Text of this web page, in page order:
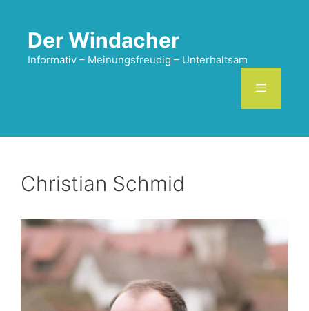
springenDer Windacher
Informativ – Meinungsfreudig – Unterhaltsam
Christian Schmid